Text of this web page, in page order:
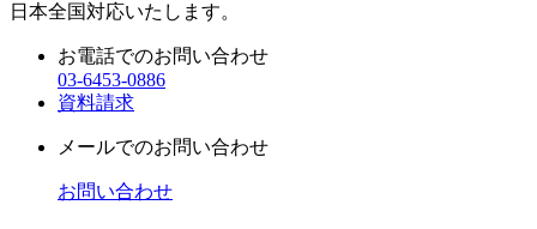
日本全国対応いたします。
お電話でのお問い合わせ
03-6453-0886
資料請求
メールでのお問い合わせ
お問い合わせ